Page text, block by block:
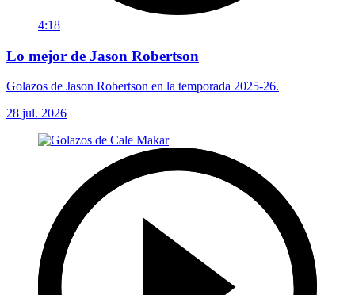
4:18
Lo mejor de Jason Robertson
Golazos de Jason Robertson en la temporada 2025-26.
28 jul. 2026